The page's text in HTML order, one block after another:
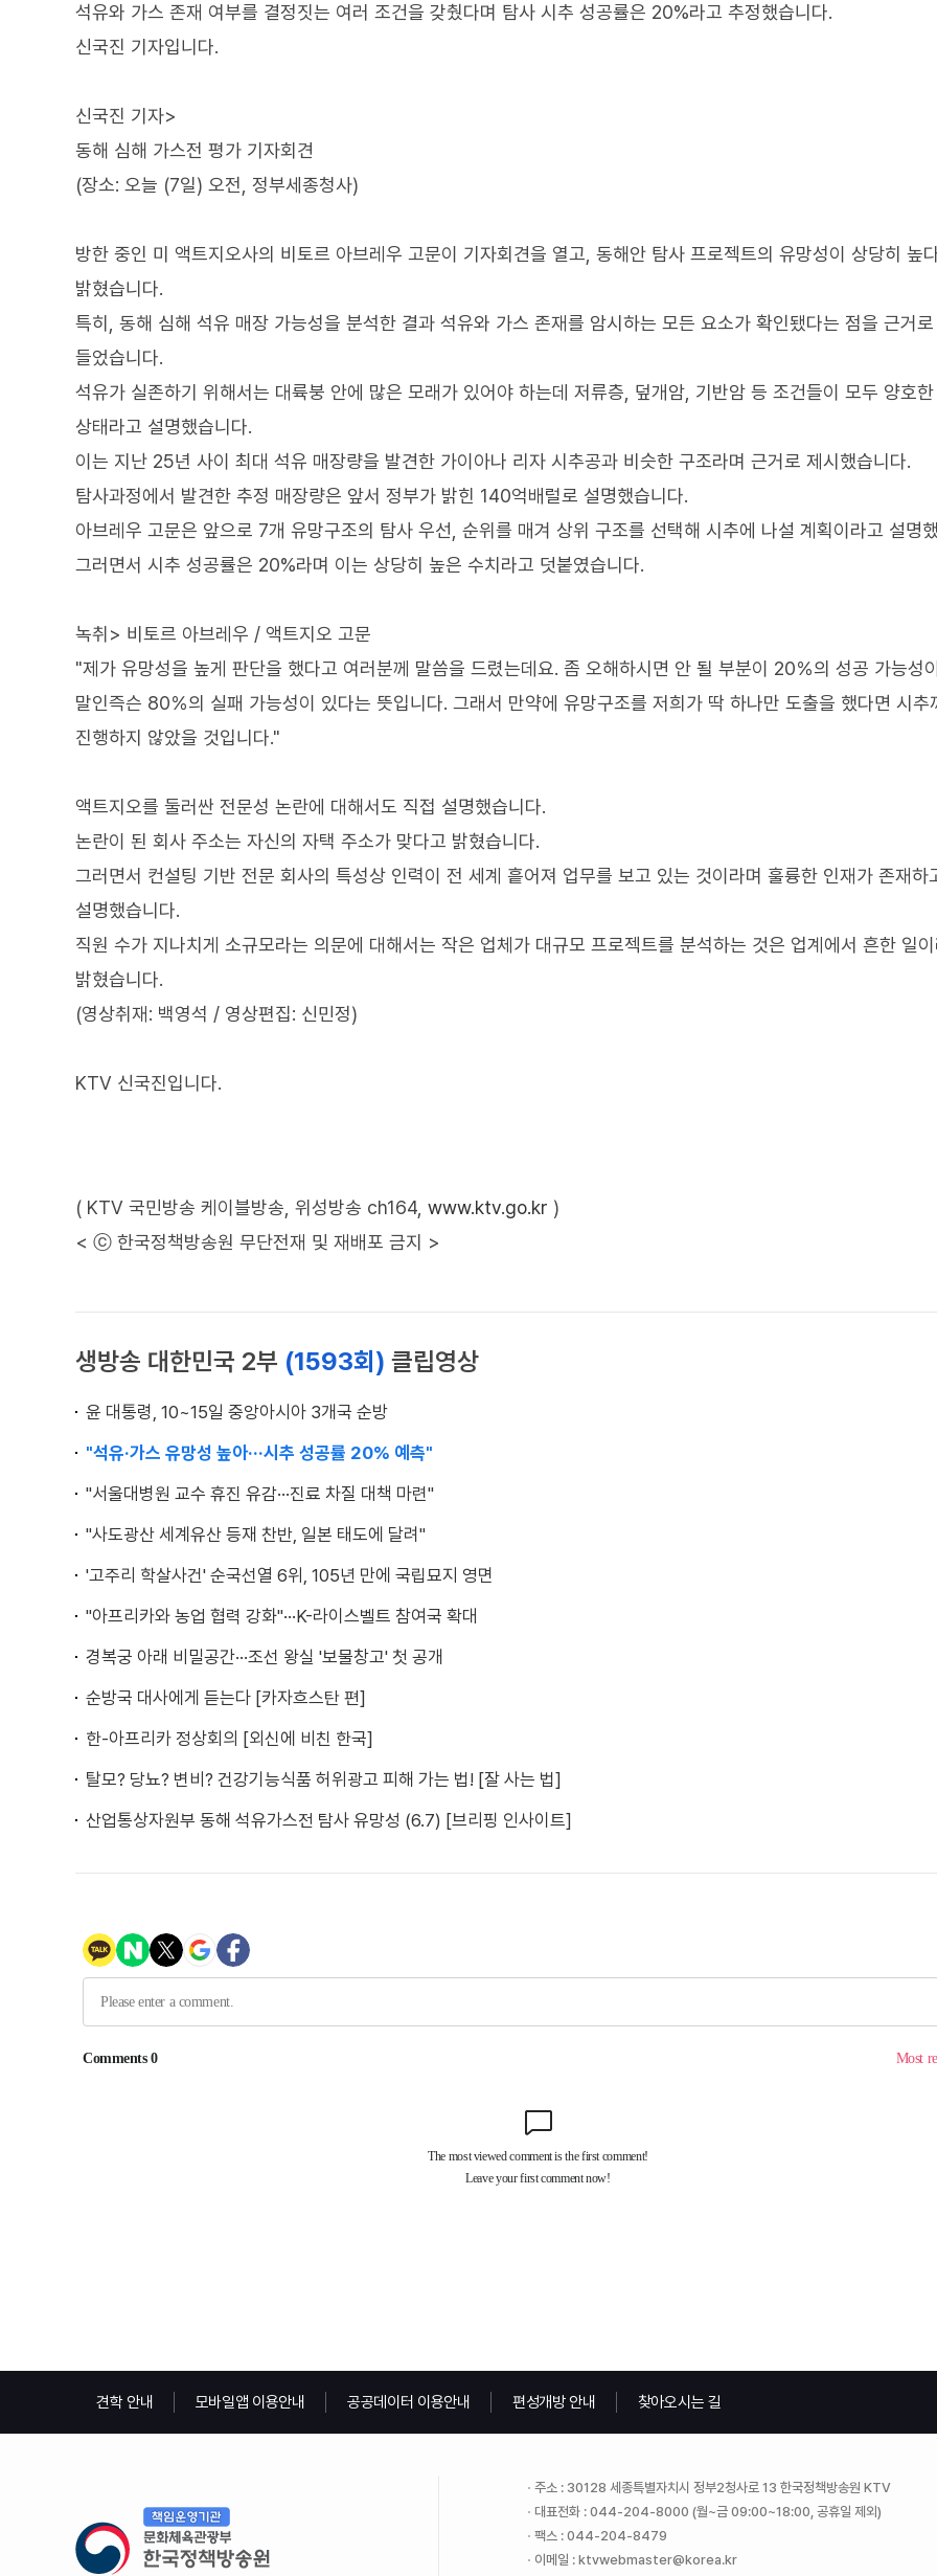
석유와 가스 존재 여부를 결정짓는 여러 조건을 갖췄다며 탐사 시추 성공률은 20%라고 추정했습니다.
신국진 기자입니다.
신국진 기자>
동해 심해 가스전 평가 기자회견
(장소: 오늘 (7일) 오전, 정부세종청사)
방한 중인 미 액트지오사의 비토르 아브레우 고문이 기자회견을 열고, 동해안 탐사 프로젝트의 유망성이 상당히 높
밝혔습니다.
특히, 동해 심해 석유 매장 가능성을 분석한 결과 석유와 가스 존재를 암시하는 모든 요소가 확인됐다는 점을 근거로
들었습니다.
석유가 실존하기 위해서는 대륙붕 안에 많은 모래가 있어야 하는데 저류층, 덮개암, 기반암 등 조건들이 모두 양호한
상태라고 설명했습니다.
이는 지난 25년 사이 최대 석유 매장량을 발견한 가이아나 리자 시추공과 비슷한 구조라며 근거로 제시했습니다.
탐사과정에서 발견한 추정 매장량은 앞서 정부가 밝힌 140억배럴로 설명했습니다.
아브레우 고문은 앞으로 7개 유망구조의 탐사 우선, 순위를 매겨 상위 구조를 선택해 시추에 나설 계획이라고 설명
그러면서 시추 성공률은 20%라며 이는 상당히 높은 수치라고 덧붙였습니다.
녹취> 비토르 아브레우 / 액트지오 고문
"제가 유망성을 높게 판단을 했다고 여러분께 말씀을 드렸는데요. 좀 오해하시면 안 될 부분이 20％의 성공 가능성
말인즉슨 80％의 실패 가능성이 있다는 뜻입니다. 그래서 만약에 유망구조를 저희가 딱 하나만 도출을 했다면 시추
진행하지 않았을 것입니다."
액트지오를 둘러싼 전문성 논란에 대해서도 직접 설명했습니다.
논란이 된 회사 주소는 자신의 자택 주소가 맞다고 밝혔습니다.
그러면서 컨설팅 기반 전문 회사의 특성상 인력이 전 세계 흩어져 업무를 보고 있는 것이라며 훌륭한 인재가 존재하
설명했습니다.
직원 수가 지나치게 소규모라는 의문에 대해서는 작은 업체가 대규모 프로젝트를 분석하는 것은 업계에서 흔한 일
밝혔습니다.
(영상취재: 백영석 / 영상편집: 신민정)
KTV 신국진입니다.
( KTV 국민방송 케이블방송, 위성방송 ch164, www.ktv.go.kr )
< ⓒ 한국정책방송원 무단전재 및 재배포 금지 >
생방송 대한민국 2부 (1593회) 클립영상
윤 대통령, 10~15일 중앙아시아 3개국 순방
"석유·가스 유망성 높아···시추 성공률 20% 예측"
"서울대병원 교수 휴진 유감···진료 차질 대책 마련"
"사도광산 세계유산 등재 찬반, 일본 태도에 달려"
'고주리 학살사건' 순국선열 6위, 105년 만에 국립묘지 영면
"아프리카와 농업 협력 강화"···K-라이스벨트 참여국 확대
경복궁 아래 비밀공간···조선 왕실 '보물창고' 첫 공개
순방국 대사에게 듣는다 [카자흐스탄 편]
한-아프리카 정상회의 [외신에 비친 한국]
탈모? 당뇨? 변비? 건강기능식품 허위광고 피해 가는 법! [잘 사는 법]
산업통상자원부 동해 석유가스전 탐사 유망성 (6.7) [브리핑 인사이트]
견학 안내 모바일앱 이용안내 공공데이터 이용안내 편성개방 안내 찾아오시는 길
주소 : 30128 세종특별자치시 정부2청사로 13 한국정책방송원 KTV
대표전화 : 044-204-8000 (월~금 09:00~18:00, 공휴일 제외)
팩스 : 044-204-8479
이메일 : ktvwebmaster@korea.kr